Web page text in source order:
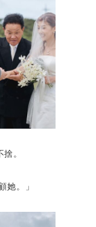
。
她。」